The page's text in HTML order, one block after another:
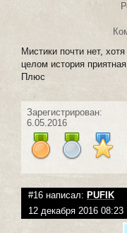
Мистики почти нет,
целом история
Плюс
Зарегистрирован:
6.05.2016
#16 написал: PUFIK
12 декабря 2016 08:23